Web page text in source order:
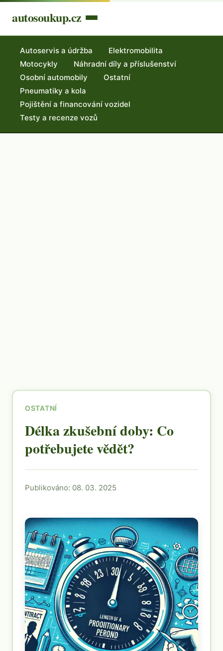
autosoukup.cz
Autoservis a údržba
Elektromobilita
Motocykly
Náhradní díly a příslušenství
Osobní automobily
Ostatní
Pneumatiky a kola
Pojištění a financování vozidel
Testy a recenze vozů
OSTATNÍ
Délka zkušební doby: Co
potřebujete vědět?
Publikováno: 08. 03. 2025